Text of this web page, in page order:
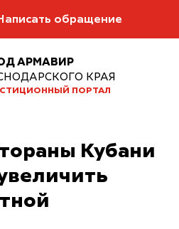
обращение
АРМАВИР
КРАЯ
ПОРТАЛ
Кубани